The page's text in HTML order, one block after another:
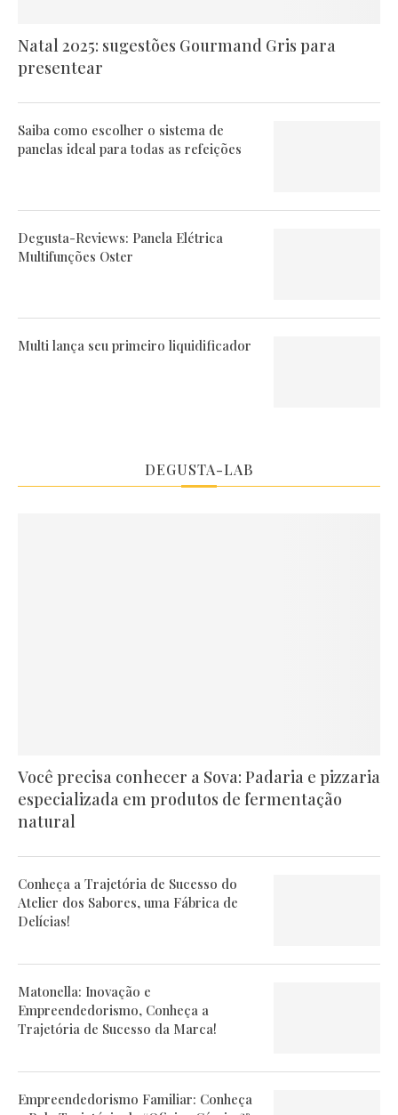
Natal 2025: sugestões Gourmand Gris para
presentear
Saiba como escolher o sistema de
panelas ideal para todas as refeições
Degusta-Reviews: Panela Elétrica
Multifunções Oster
Multi lança seu primeiro liquidificador
DEGUSTA-LAB
Você precisa conhecer a Sova: Padaria e pizzaria
especializada em produtos de fermentação
natural
Conheça a Trajetória de Sucesso do
Atelier dos Sabores, uma Fábrica de
Delícias!
Matonella: Inovação e
Empreendedorismo, Conheça a
Trajetória de Sucesso da Marca!
Empreendedorismo Familiar: Conheça